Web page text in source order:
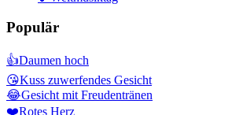
Populär
👍Daumen hoch
😘Kuss zuwerfendes Gesicht
😂Gesicht mit Freudentränen
❤️Rotes Herz